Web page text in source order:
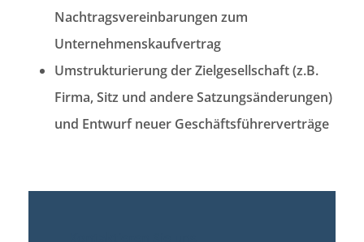
Nachtragsvereinbarungen zum
Unternehmenskaufvertrag
Umstrukturierung der Zielgesellschaft (z.B.
Firma, Sitz und andere Satzungsänderungen)
und Entwurf neuer Geschäftsführerverträge